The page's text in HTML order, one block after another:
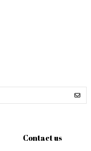
Contact us